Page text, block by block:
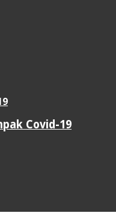
Covid-19